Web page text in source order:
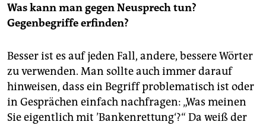
Was kann man gegen Neusprech tun?
Gegenbegriffe erfinden?
Besser ist es auf jeden Fall, andere, bessere Wörter
zu verwenden. Man sollte auch immer darauf
hinweisen, dass ein Begriff problematisch ist oder
in Gesprächen einfach nachfragen: „Was meinen
Sie eigentlich mit ’Bankenrettung‘?“ Da weiß der